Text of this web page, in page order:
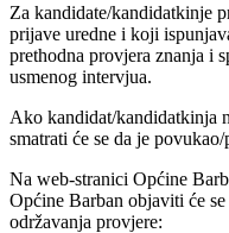
Za kandidate/kandidatkinje
prijave uredne i koji
prethodna provjera znanja i
usmenog intervjua.
Ako kandidat/kandidatkinja
smatrati će se da je
Na web-stranici Općine
Općine Barban objaviti će
održavanja provjere: